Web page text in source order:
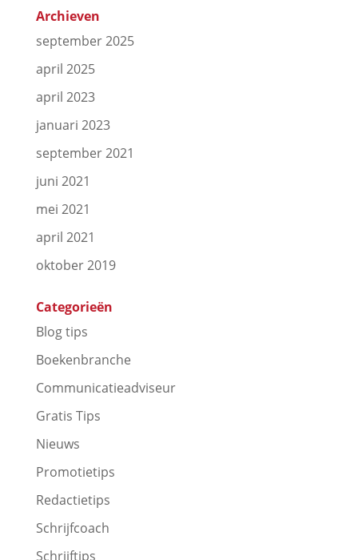
Archieven
september 2025
april 2025
april 2023
januari 2023
september 2021
juni 2021
mei 2021
april 2021
oktober 2019
Categorieën
Blog tips
Boekenbranche
Communicatieadviseur
Gratis Tips
Nieuws
Promotietips
Redactietips
Schrijfcoach
Schrijftips